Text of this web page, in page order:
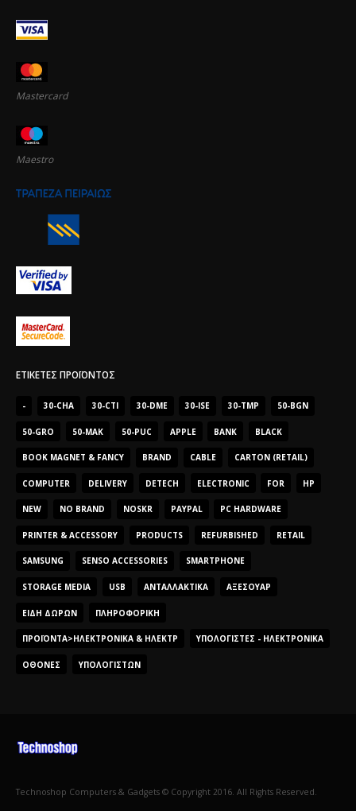
Mastercard
Maestro
ΕΤΙΚΈΤΕΣ ΠΡΟΪΌΝΤΟΣ
- 30-CHA 30-CTI 30-DME 30-ISE 30-TMP 50-BGN
50-GRO 50-MAK 50-PUC APPLE BANK BLACK
BOOK MAGNET & FANCY BRAND CABLE CARTON (RETAIL)
COMPUTER DELIVERY DETECH ELECTRONIC FOR HP
NEW NO BRAND NOSKR PAYPAL PC HARDWARE
PRINTER & ACCESSORY PRODUCTS REFURBISHED RETAIL
SAMSUNG SENSO ACCESSORIES SMARTPHONE
STORAGE MEDIA USB ΑΝΤΑΛΛΑΚΤΙΚΆ ΑΞΕΣΟΥΆΡ
ΕΊΔΗ ΔΏΡΩΝ ΠΛΗΡΟΦΟΡΙΚΉ
ΠΡΟΪΌΝΤΑ>ΗΛΕΚΤΡΟΝΙΚΆ & ΗΛΕΚΤΡ ΥΠΟΛΟΓΙΣΤΈΣ - ΗΛΕΚΤΡΟΝΙΚΆ
ΟΘΌΝΕΣ ΥΠΟΛΟΓΙΣΤΏΝ
Technoshop Computers & Gadgets © Copyright 2016. All Rights Reserved.